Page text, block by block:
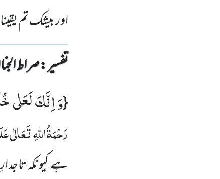
اور بیشک تم
تفسیر : ‎صراط الجنان
{وَ اِنَّكَ
رَحْمَۃُاللّٰہِ تَعَالٰی
ہے کیونکہ